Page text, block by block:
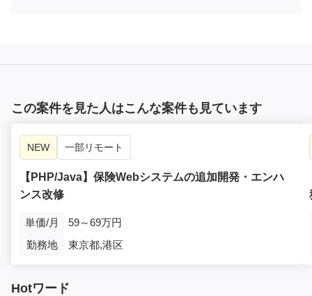
この案件を見た人はこんな案件も見ています
NEW 一部リモート
【PHP/Java】保険Webシステムの追加開発・エンハ
ンス改修
単価/月
59～69万円
勤務地
東京都,港区
Hotワード